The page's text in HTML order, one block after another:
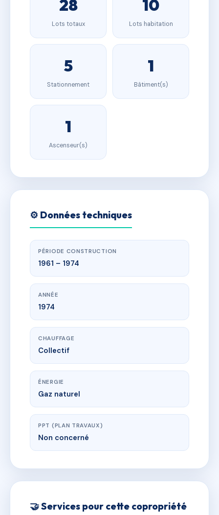
28
Lots totaux
10
Lots habitation
5
Stationnement
1
Bâtiment(s)
1
Ascenseur(s)
⚙️ Données techniques
PÉRIODE CONSTRUCTION
1961 – 1974
ANNÉE
1974
CHAUFFAGE
Collectif
ÉNERGIE
Gaz naturel
PPT (PLAN TRAVAUX)
Non concerné
🤝 Services pour cette copropriété